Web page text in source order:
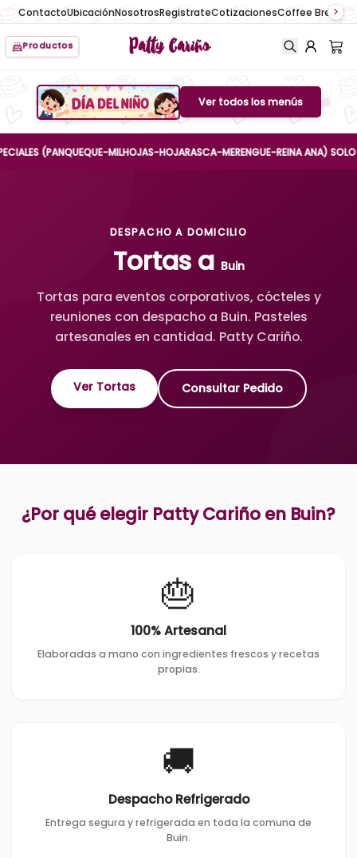
ContactoUbicaciónNosotrosRegistrateCotizacionesCoffee Break
Productos Patty Cariño
Boton de menu
Ver todos los menús
(PANQUEQUE-MILHOJAS-HOJARASCA-MERENGUE-REINA ANA) SOLO
DESPACHO A DOMICILIO
Tortas a Buin
Tortas para eventos corporativos, cócteles y
reuniones con despacho a Buin. Pasteles
artesanales en cantidad. Patty Cariño.
Ver Tortas Consultar Pedido
¿Por qué elegir Patty Cariño en Buin?
🎂
100% Artesanal
Elaboradas a mano con ingredientes frescos y recetas
propias.
🚚
Despacho Refrigerado
Entrega segura y refrigerada en toda la comuna de
Buin.